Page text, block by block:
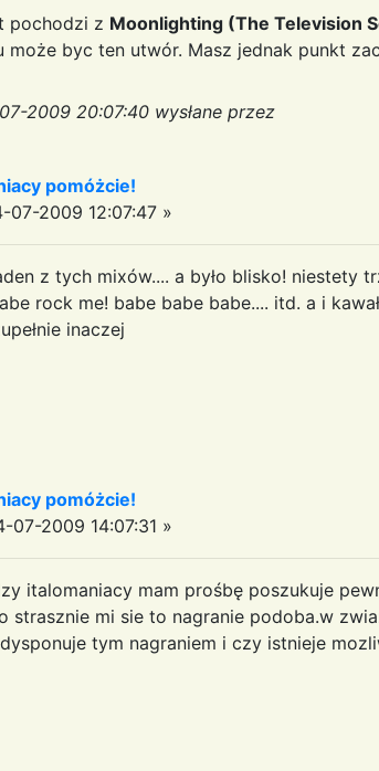
pochodzi z Moonlighting (The Television
byc ten utwór. Masz jednak punkt
2009 20:07:40 wysłane przez
pomóżcie!
07-2009 12:07:47 »
z tych mixów.... a było blisko! niestety
rock me! babe babe babe.... itd. a i
inaczej
pomóżcie!
07-2009 14:07:31 »
italomaniacy mam prośbę poszukuje
strasznie mi sie to nagranie podoba.w
tym nagraniem i czy istnieje